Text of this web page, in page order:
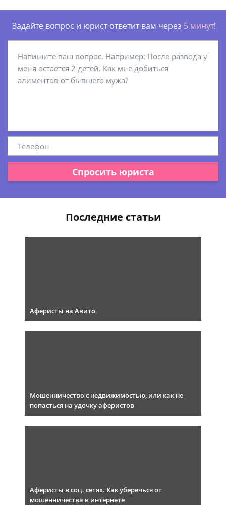
Задайте вопрос и юрист ответит вам через 5 минут!
Спросить юриста
Последние статьи
Аферисты на Авито
Мошенничество с недвижимостью, или как не
попасться на удочку аферистов
Аферисты в соц. сетях. Как уберечься от
мошенничества в интернете